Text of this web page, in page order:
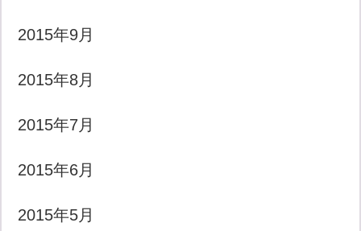
2015年9月
2015年8月
2015年7月
2015年6月
2015年5月